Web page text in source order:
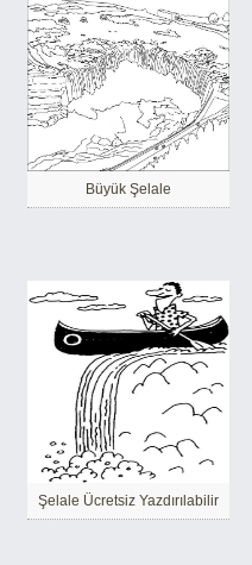
Büyük Şelale
Şelale Ücretsiz Yazdırılabilir